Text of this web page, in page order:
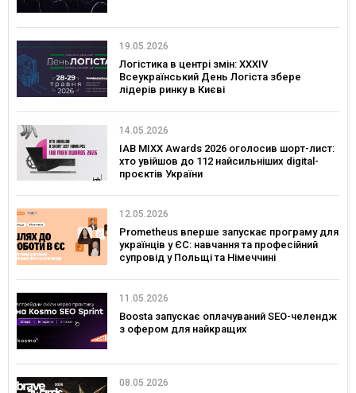
19.05.2026
Логістика в центрі змін: XXXIV
Всеукраїнський День Логіста збере
лідерів ринку в Києві
14.05.2026
IAB MIXX Awards 2026 оголосив шорт-лист:
хто увійшов до 112 найсильніших digital-
проєктів України
12.05.2026
Prometheus вперше запускає програму для
українців у ЄС: навчання та професійний
супровід у Польщі та Німеччині
11.05.2026
Boosta запускає оплачуваний SEO-челендж
з офером для найкращих
08.05.2026